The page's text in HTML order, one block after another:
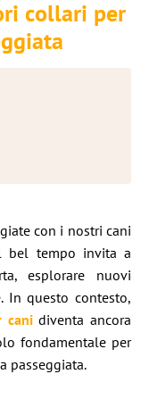
collari per
con i nostri cani
bel tempo invita a
esplorare nuovi
In questo contesto,
canidiventa ancora
fondamentale per
passeggiata.